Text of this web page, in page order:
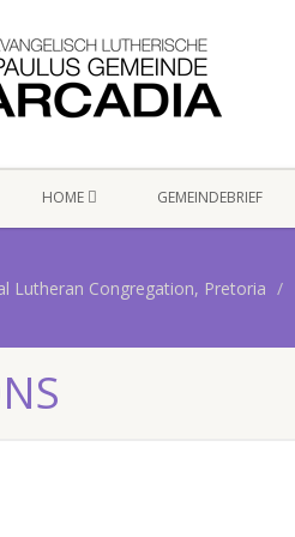
HOME GEMEINDEBRIEF
Lutheran Congregation, Pretoria